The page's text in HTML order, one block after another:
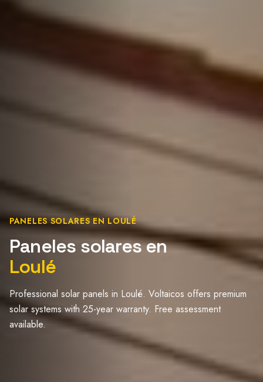
PANELES SOLARES EN LOULÉ
Paneles solares en
Loulé
Professional solar panels in Loulé. Voltaicos offers premium
solar systems with 25-year warranty. Free assessment
available.